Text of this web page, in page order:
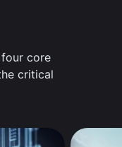
core
critical